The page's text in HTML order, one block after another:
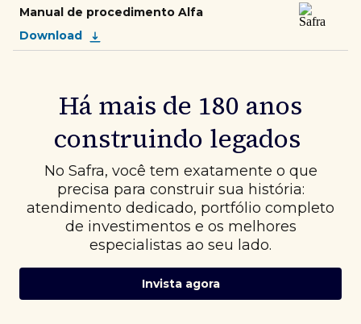
Manual de procedimento Alfa
Download
Há mais de 180 anos
construindo legados
No Safra, você tem exatamente o que
precisa para construir sua história:
atendimento dedicado, portfólio completo
de investimentos e os melhores
especialistas ao seu lado.
Invista agora